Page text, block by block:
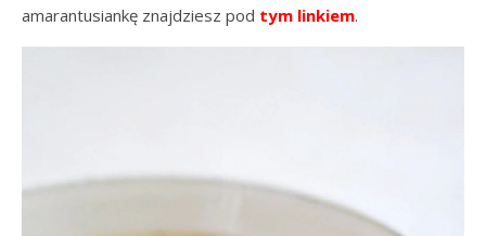
amarantusiankę znajdziesz pod tym linkiem.